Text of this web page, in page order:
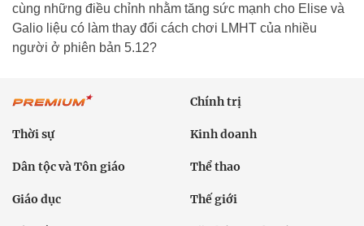
cùng những điều chỉnh nhằm tăng sức mạnh cho Elise và
Galio liệu có làm thay đổi cách chơi LMHT của nhiều
người ở phiên bản 5.12?
Chính trị
Thời sự Kinh doanh
Dân tộc và Tôn giáo Thể thao
Giáo dục Thế giới